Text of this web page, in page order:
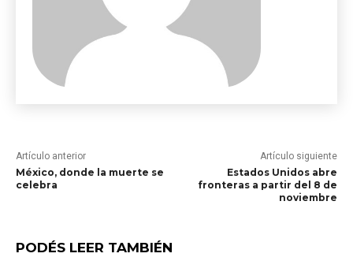
Artículo anterior
México, donde la muerte se
celebra
Artículo siguiente
Estados Unidos abre
fronteras a partir del 8 de
noviembre
PODÉS LEER TAMBIÉN